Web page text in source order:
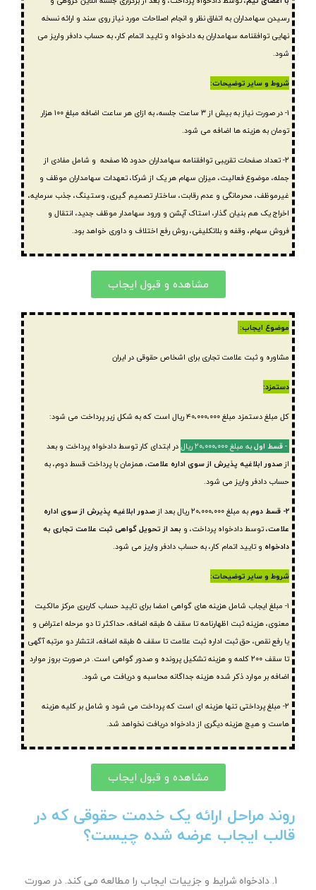
رسیدن سهامداران به اتفاق نظر و انجام اصلاحات مورد نیاز روی سند و ارائه نسخه
نهایی توافقنامه سهامداران به دادخواه و تایید اتمام کار، به حساب دادفر واریز می
شود.
شروط و سایر توضیحات:
۱- در صورت نیاز به بیش از ۳ ساعت جلسه،‌ به ازای هر ساعت اضافه مبلغ ۱۰۰ هزار
تومان به هزینه ها اضافه می شود.
۲- تعداد صفحات تقریبی توافقنامه سهامداران حدود ۱۵ صفحه و شامل مفادی از
جمله، موضوع فعالیت، میزان سهام هر یک از شرکا، تعهدات سهامداران موظف و
غیرموظف، محرمانگی و عدم رقابت، ساختار تصمیم گیری، وستینگ، جذب سرمایه،
اخراج یک هم بنیان گذار، استاک آپشن و ورود سهامدار موظف جدید، انتقال و
فروش سهام، وقفه و بلاتکلیفی، روش رفع اختلاف و داوری خواهد بود.
مشاهده و قبول ایجاب
موضوع ایجاب:
مشاوره و ثبت علامت تجاری برای اشخاص حقوقی در ایران
دستمزد:
کل مبلغ دستمزد مبلغ ۴۰،۰۰۰،۰۰۰ ریال است که به شکل زیر پرداخت می شود:
قسط اولبه مبلغ ۲۰،۰۰۰،۰۰۰ ریال
در ابتدای کار توسط دادخواه پرداخت و بعد
از صدور ابلاغیه پذیرش از سوی اداره علامت، همزمان با پرداخت قسط دوم، به
حساب دادفر واریز می شود.
۲- قسط دوم به مبلغ ۲۰،۰۰۰،۰۰۰ ریال بعد از
صدور ابلاغیه پذیرش از سوی اداره
علامت،توسط دادخواه پرداخت، و بعد از تحویل گواهی ثبت علامت تجاری به
دادخواه و تایید اتمام کار، به حساب دادفر واریز می شود.
شروط و سایر توضیحات:
۱- مبلغ ایجاب شامل هزینه های گواهی امضا برای تایید حساب کاربری مرکز مالکیت
معنوی، هزینه ثبت اظهارنامه تا سقف ۵ طبقه اضافه، حداکثر تا دو مرحله اعتراض و
یا رفع نقص، حق ثبت اداره ثبت علامت تا سقف ۵ طبقه اضافه، انتشار دو مرتبه آگهی
تا سقف ۲۰۰ کلمه و هزینه تشکیل پرونده و صدور گواهی است. در صورت بروز موارد
اضافه بر موارد ذکر شده هزینه جداگانه محاسبه و دریافت می شود.
۲- مبلغ پرداختی تنها هزینه ای است که پرداخت می شود و شامل بر کلیه هزینه
هاست و هیچ هزینه دیگری از دادخواه دریافت نخواهد شد.
مشاهده و قبول ایجاب
روند مراحل ارائه یک خدمت حقوقی که در
قالب ایجاب عرضه شده چیست؟
دادخواه شرایط و جزییات ایجاب را مطالعه می کند. در صورت